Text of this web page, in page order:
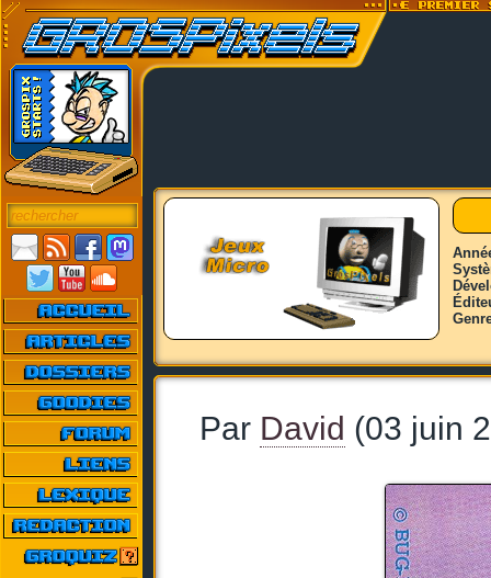
Par David (03 juin